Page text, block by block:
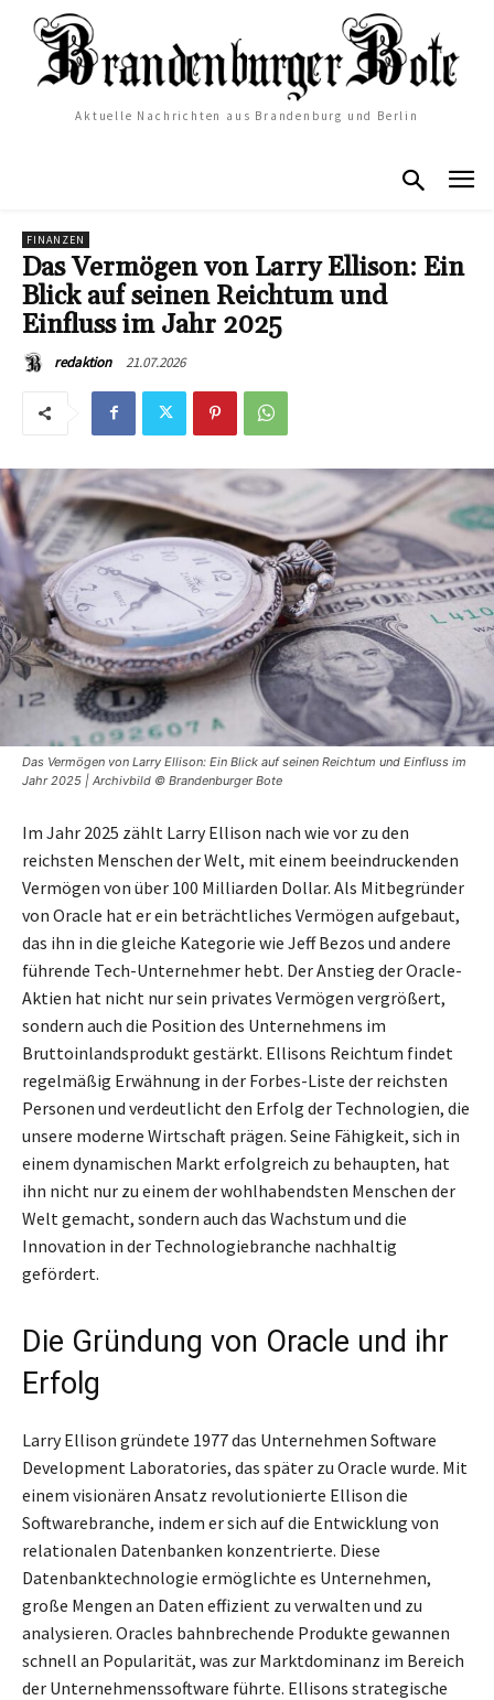
Aktuelle Nachrichten aus Brandenburg und Berlin
FINANZEN
Das Vermögen von Larry Ellison: Ein
Blick auf seinen Reichtum und
Einfluss im Jahr 2025
redaktion 21.07.2026
Das Vermögen von Larry Ellison: Ein Blick auf seinen Reichtum und Einfluss im
Jahr 2025 | Archivbild © Brandenburger Bote
Im Jahr 2025 zählt Larry Ellison nach wie vor zu den
reichsten Menschen der Welt, mit einem beeindruckenden
Vermögen von über 100 Milliarden Dollar. Als Mitbegründer
von Oracle hat er ein beträchtliches Vermögen aufgebaut,
das ihn in die gleiche Kategorie wie Jeff Bezos und andere
führende Tech-Unternehmer hebt. Der Anstieg der Oracle-
Aktien hat nicht nur sein privates Vermögen vergrößert,
sondern auch die Position des Unternehmens im
Bruttoinlandsprodukt gestärkt. Ellisons Reichtum findet
regelmäßig Erwähnung in der Forbes-Liste der reichsten
Personen und verdeutlicht den Erfolg der Technologien, die
unsere moderne Wirtschaft prägen. Seine Fähigkeit, sich in
einem dynamischen Markt erfolgreich zu behaupten, hat
ihn nicht nur zu einem der wohlhabendsten Menschen der
Welt gemacht, sondern auch das Wachstum und die
Innovation in der Technologiebranche nachhaltig
gefördert.
Die Gründung von Oracle und ihr
Erfolg
Larry Ellison gründete 1977 das Unternehmen Software
Development Laboratories, das später zu Oracle wurde. Mit
einem visionären Ansatz revolutionierte Ellison die
Softwarebranche, indem er sich auf die Entwicklung von
relationalen Datenbanken konzentrierte. Diese
Datenbanktechnologie ermöglichte es Unternehmen,
große Mengen an Daten effizient zu verwalten und zu
analysieren. Oracles bahnbrechende Produkte gewannen
schnell an Popularität, was zur Marktdominanz im Bereich
der Unternehmenssoftware führte. Ellisons strategische